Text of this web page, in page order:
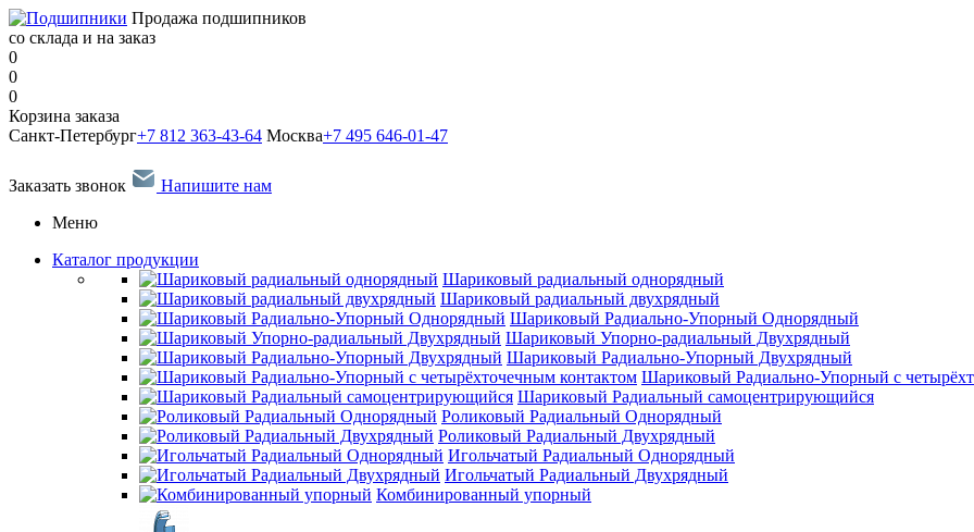
Продажа подшипников
со склада и на заказ
0
0
0
Корзина заказа
Санкт-Петербург+7 812 363-43-64 Москва+7 495 646-01-47
Заказать звонок
Напишите нам
Меню
Каталог продукции
Шариковый радиальный однорядный
Шариковый радиальный двухрядный
Шариковый Радиально-Упорный Однорядный
Шариковый Упорно-радиальный Двухрядный
Шариковый Радиально-Упорный Двухрядный
Шариковый Радиально-Упорный с
Шариковый Радиальный самоцентрирующийся
Роликовый Радиальный Однорядный
Роликовый Радиальный Двухрядный
Игольчатый Радиальный Однорядный
Игольчатый Радиальный Двухрядный
Комбинированный упорный